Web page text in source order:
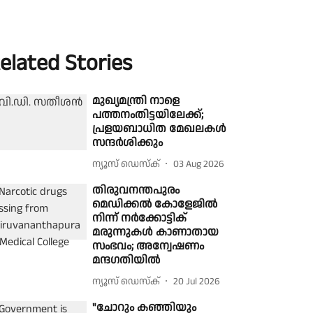
Stories
മുഖ്യമന്ത്രി നാളെ
പത്തനംതിട്ടയിലേക്ക്;
പ്രളയബാധിത മേഖലകൾ
സന്ദർശിക്കും
ന്യൂസ് ഡെസ്ക് 03 Aug 2026
തിരുവനന്തപുരം
മെഡിക്കൽ കോളേജിൽ
നിന്ന് നർക്കോട്ടിക്
മരുന്നുകൾ കാണാതായ
സംഭവം; അന്വേഷണം
മന്ദഗതിയിൽ
ന്യൂസ് ഡെസ്ക് 20 Jul 2026
"ചോറും കഞ്ഞിയും